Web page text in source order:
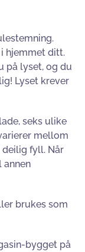
hjemmet ditt.
på lyset, og du
Lyset krever
seks ulike
mellom
fyll. Når
annen
brukes som
bygget på